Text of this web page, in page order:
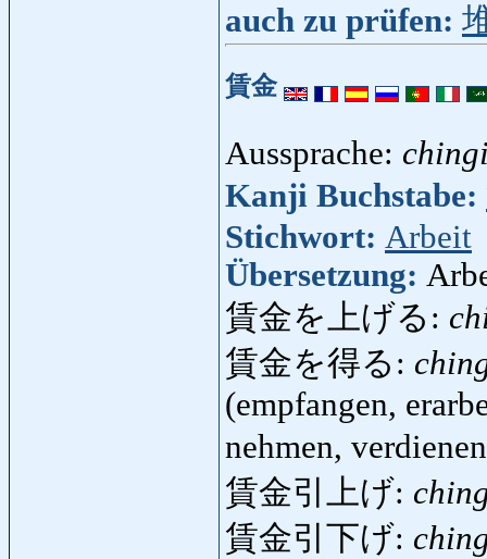
auch zu prüfen:
賃金
Aussprache:
Kanji Buchstabe:
Stichwort: Arbeit
Übersetzung:
賃金を上げる:
賃金を得る:
(empfangen,
nehmen,
賃金引上げ:
賃金引下げ: